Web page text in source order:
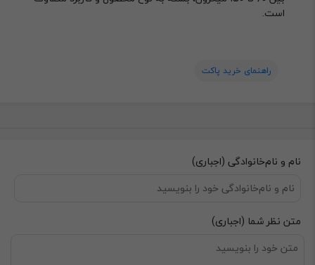
است.
راهنمای خرید پاکت
نام و نام‌خانوادگی (اجباری)
متن نظر شما (اجباری)